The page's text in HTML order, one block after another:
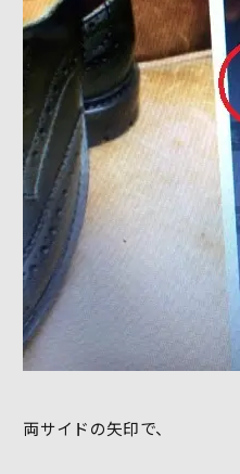
両サイドの矢印で、